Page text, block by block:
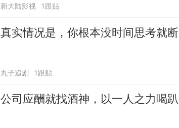
新大陆影视 1跟贴
真实情况是，你根本没时间思考就
丸子追剧 1跟贴
公司应酬就找酒神，以一人之力喝